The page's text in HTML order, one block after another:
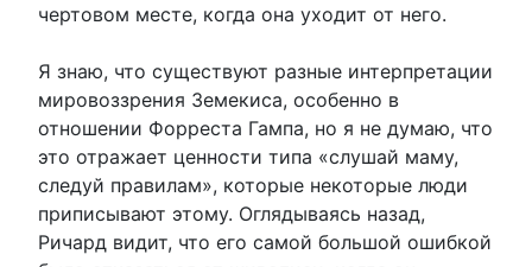
чертовом месте, когда она уходит от него.
Я знаю, что существуют разные интерпретации
мировоззрения Земекиса, особенно в
отношении Форреста Гампа, но я не думаю, что
это отражает ценности типа «слушай маму,
следуй правилам», которые некоторые люди
приписывают этому. Оглядываясь назад,
Ричард видит, что его самой большой ошибкой